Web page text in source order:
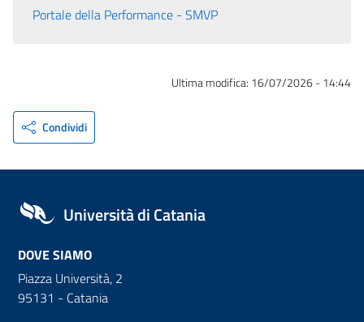
Portale della Performance - SMVP
Ultima modifica: 16/07/2026 - 14:44
Condividi
Università di Catania
DOVE SIAMO
Piazza Università, 2
95131 - Catania